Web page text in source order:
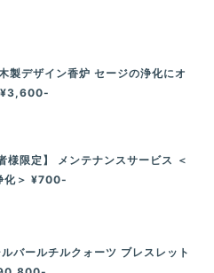
デザイン香炉 セージの浄化にオ
¥3,600-
様限定】 メンテナンスサービス ＜
化＞ ¥700-
バールチルクォーツ ブレスレット